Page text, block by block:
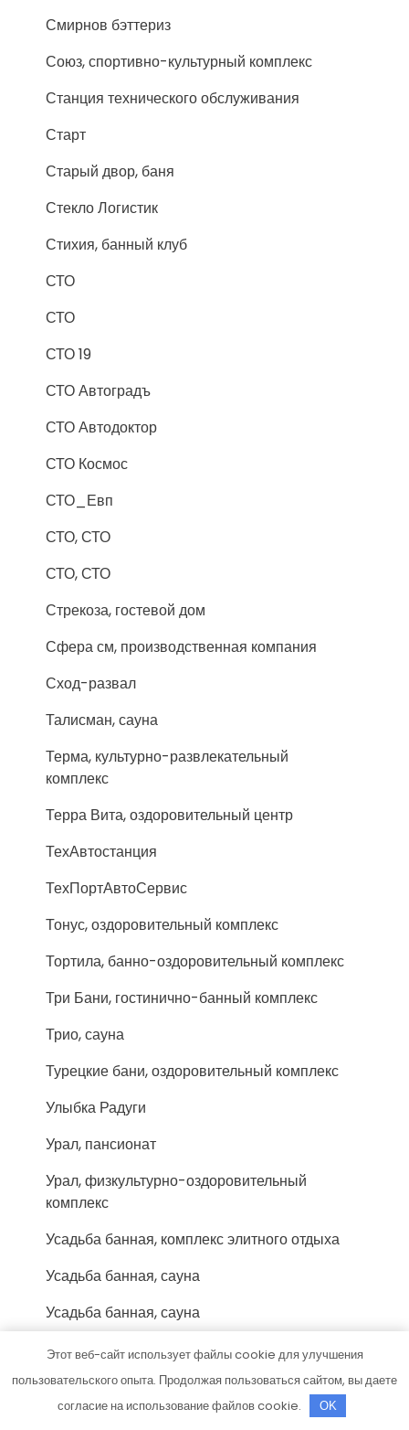
Смирнов бэттериз
Союз, спортивно-культурный комплекс
Станция технического обслуживания
Старт
Старый двор, баня
Стекло Логистик
Стихия, банный клуб
СТО
СТО
СТО 19
СТО Автоградъ
СТО Автодоктор
СТО Космос
СТО_Евп
СТО, СТО
СТО, СТО
Стрекоза, гостевой дом
Сфера см, производственная компания
Сход-развал
Талисман, сауна
Терма, культурно-развлекательный
комплекс
Терра Вита, оздоровительный центр
ТехАвтостанция
ТехПортАвтоСервис
Тонус, оздоровительный комплекс
Тортила, банно-оздоровительный комплекс
Три Бани, гостинично-банный комплекс
Трио, сауна
Турецкие бани, оздоровительный комплекс
Улыбка Радуги
Урал, пансионат
Урал, физкультурно-оздоровительный
комплекс
Усадьба банная, комплекс элитного отдыха
Усадьба банная, сауна
Усадьба банная, сауна
Учебный центр Миг
Феникс-Авто, сервис-маркет
Этот веб-сайт использует файлы cookie для улучшения
пользовательского опыта. Продолжая пользоваться сайтом, вы даете
согласие на использование файлов cookie.
OK